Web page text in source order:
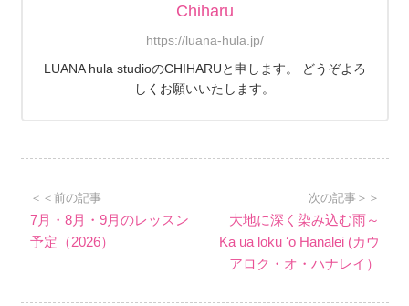
Chiharu
https://luana-hula.jp/
LUANA hula studioのCHIHARUと申します。 どうぞよろ
しくお願いいたします。
＜＜前の記事
7月・8月・9月のレッスン
予定（2026）
次の記事＞＞
大地に深く染み込む雨～
Ka ua loku ʻo Hanalei (カウ
アロク・オ・ハナレイ）